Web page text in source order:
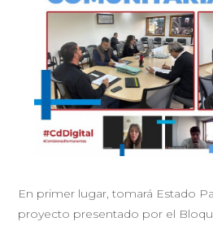
En primer lugar, tomará Estado
proyecto presentado por el